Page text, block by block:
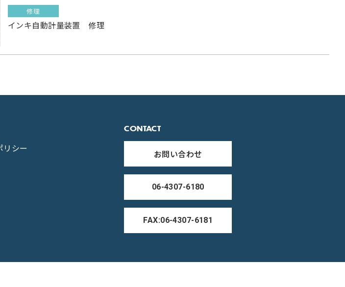
修理
インキ自動計量装置 修理
リシー
CONTACT
お問い合わせ
06-4307-6180
FAX:06-4307-6181